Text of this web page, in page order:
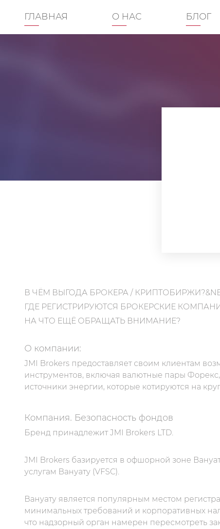
ГЛАВНАЯ О НАС БЛОГ
В ЧЁМ ВЫГОДА БРОКЕРА /
ГДЕ РЕГИСТРИРУЮТСЯ БРОКЕРСКИЕ
НА ЧТО ЕЩЁ ОБРАЩАТЬ ВНИМАНИЕ?
О компании:
JMI Brokers предоставляет своим клиентам
инструментов, включая валютные пары
источники энергии, которые котируются на
Компания. Безопасность фондов
Бренд принадлежит JMI Brokers LTD.
JMI Brokers базируется в офшорной зоне
услугам Вануату (VFSC).
Вануату является популярным местом
минимальных требований и корпоративных
что надзорный орган намерен пересмотреть